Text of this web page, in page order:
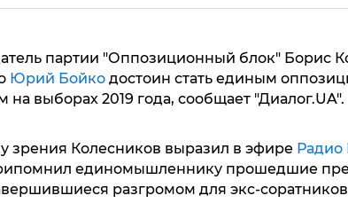
партии "Оппозиционный блок" Борис
Юрий Бойкодостоин стать единым
на выборах 2019 года, сообщает "Диалог.UA".
зрения Колесников выразил в эфире Радио
единомышленнику прошедшие
разгромом для экс-